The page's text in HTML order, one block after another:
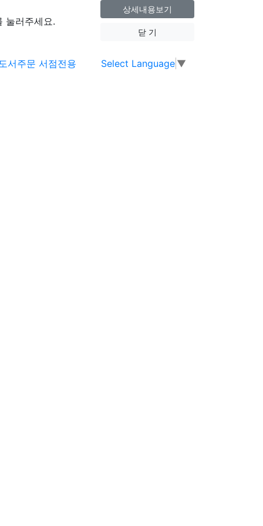
눌러주세요.
상세내용보기
닫 기
Select Language ▼